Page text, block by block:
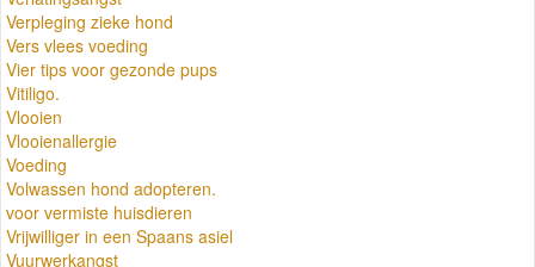
Verpleging zieke hond
Vers vlees voeding
Vier tips voor gezonde pups
Vitiligo.
Vlooien
Vlooienallergie
Voeding
Volwassen hond adopteren.
voor vermiste huisdieren
Vrijwilliger in een Spaans asiel
Vuurwerkangst